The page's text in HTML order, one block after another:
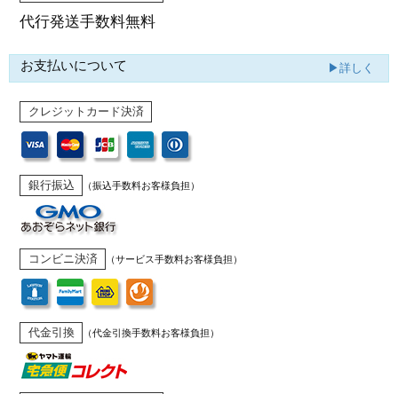
代行発送手数料無料
お支払いについて ▶詳しく
クレジットカード決済
銀行振込 （振込手数料お客様負担）
コンビニ決済 （サービス手数料お客様負担）
代金引換 （代金引換手数料お客様負担）